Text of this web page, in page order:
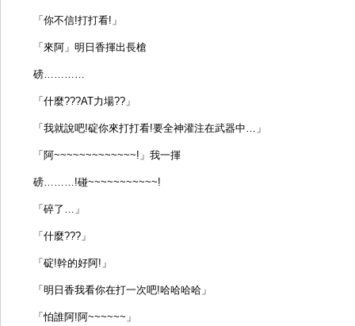
「你不信!打打看!」
「來阿」明日香揮出長槍
磅…………
「什麼???AT力場??」
「我就說吧!碇你來打打看!要全神灌注在武器中…」
「阿~~~~~~~~~~~~~!」我一揮
磅………!碰~~~~~~~~~~~!
「碎了…」
「什麼???」
「碇!幹的好阿!」
「明日香我看你在打一次吧!哈哈哈哈」
「怕誰阿!阿~~~~~~」